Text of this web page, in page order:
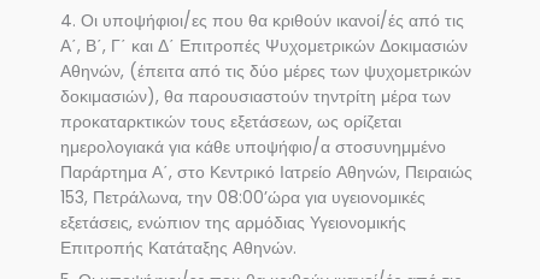
4. Οι υποψήφιοι/ες που θα κριθούν ικανοί/ές από τις
Α΄, Β΄, Γ΄ και Δ΄ Επιτροπές Ψυχομετρικών Δοκιμασιών
Αθηνών, (έπειτα από τις δύο μέρες των ψυχομετρικών
δοκιμασιών), θα παρουσιαστούν τηντρίτη μέρα των
προκαταρκτικών τους εξετάσεων, ως ορίζεται
ημερολογιακά για κάθε υποψήφιο/α στοσυνημμένο
Παράρτημα Α΄, στο Κεντρικό Ιατρείο Αθηνών, Πειραιώς
153, Πετράλωνα, την 08:00’ώρα για υγειονομικές
εξετάσεις, ενώπιον της αρμόδιας Υγειονομικής
Επιτροπής Κατάταξης Αθηνών.